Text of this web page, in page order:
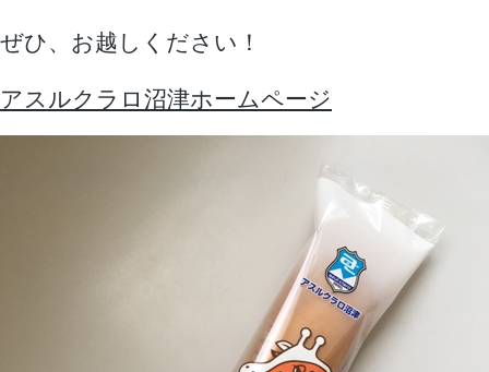
ぜひ、お越しください！
アスルクラロ沼津ホームページ